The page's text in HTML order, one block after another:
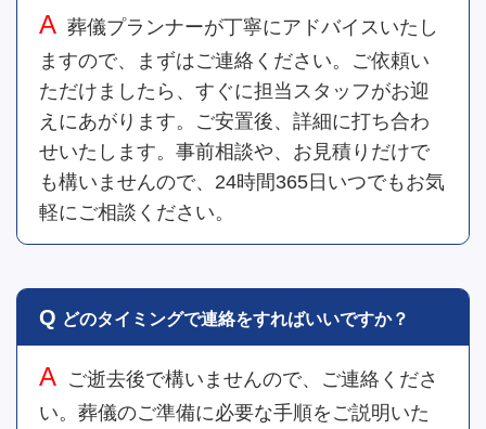
葬儀プランナーが丁寧にアドバイスいたし
ますので、まずはご連絡ください。ご依頼い
ただけましたら、すぐに担当スタッフがお迎
えにあがります。ご安置後、詳細に打ち合わ
せいたします。事前相談や、お見積りだけで
も構いませんので、24時間365日いつでもお気
軽にご相談ください。
どのタイミングで連絡をすればいいですか？
ご逝去後で構いませんので、ご連絡くださ
い。葬儀のご準備に必要な手順をご説明いた